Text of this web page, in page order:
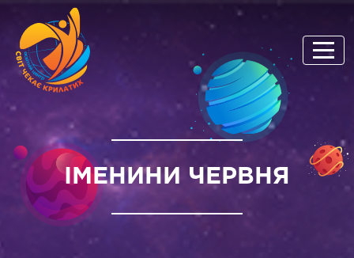
ІМЕНИНИ ЧЕРВНЯ